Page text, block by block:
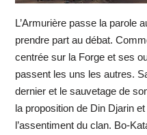
L’Armurière passe la parole
prendre part au débat.
centrée sur la Forge et ses
passent les uns les autres.
dernier et le sauvetage de
la proposition de Din Djarin
l’assentiment du clan. Bo-